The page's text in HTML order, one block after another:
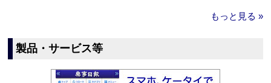
もっと見る »
製品・サービス等